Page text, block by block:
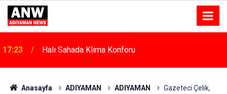
17:23
Halı Sahada Klima Konforu
17:18
Depremde Azalan Derslik Sayısı Yeni Okullarla Arttı
Anasayfa ADIYAMAN ADIYAMAN
Gazeteci Çelik,